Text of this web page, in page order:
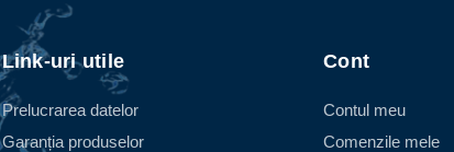
Link-uri utile
Prelucrarea datelor
Garanția produselor
Cont
Contul meu
Comenzile mele